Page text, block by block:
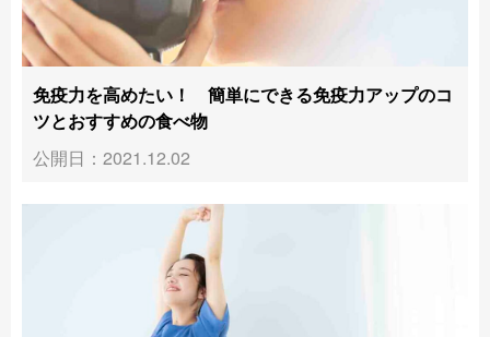
免疫力を高めたい！ 簡単にできる免疫力アップのコ
ツとおすすめの食べ物
公開日：2021.12.02